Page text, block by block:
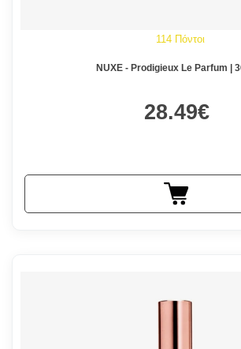
114 Πόντοι
NUXE - Prodigieux Le Parfum |
28.49€